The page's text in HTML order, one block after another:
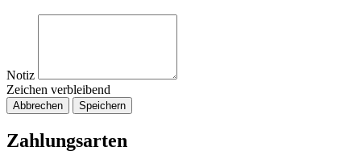
Notiz
Zeichen verbleibend
Abbrechen Speichern
Zahlungsarten